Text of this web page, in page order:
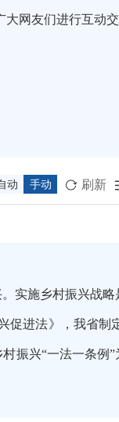
网友们进行互动
动 手动  刷新
实施乡村振兴战略
促进法》，我省制
振兴“一法一条例”